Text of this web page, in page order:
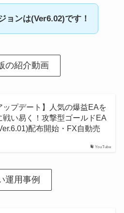
ョンは(Ver6.02)です！
の紹介動画
YouTube
ップデート】人気の爆益EAを
戦い易く！攻撃型ゴールドEA
配布開始・FX自動売
運用事例